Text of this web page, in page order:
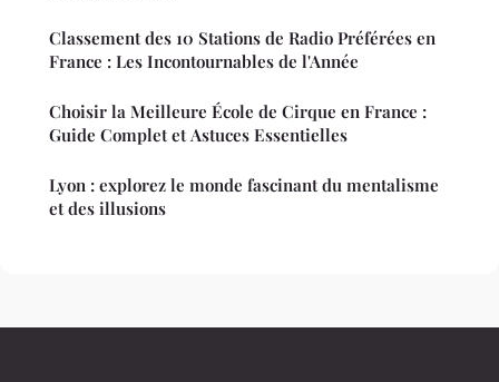
Classement des 10 Stations de Radio Préférées en
France : Les Incontournables de l'Année
Choisir la Meilleure École de Cirque en France :
Guide Complet et Astuces Essentielles
Lyon : explorez le monde fascinant du mentalisme
et des illusions